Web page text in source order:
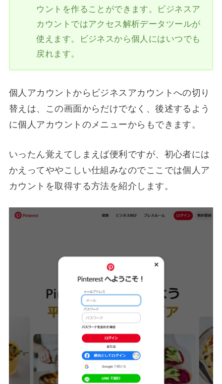
ウントを作ることができます。ビジネスア
カウントではアクセス解析データツールが
使えます。ビジネスから個人にはいつでも
戻れます。
個人アカウントからビジネスアカウントへの切り
替えは、この画面からだけでなく、後述するよう
に個人アカウントのメニューからもできます。
いったん覚えてしまえば便利ですが、初心者には
かえってややこしい仕組みなのでここでは個人ア
カウントを取得する方法を紹介します。